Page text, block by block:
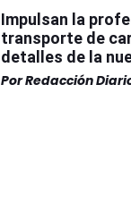
Impulsan la
transporte de
detalles de la
PorRedacción